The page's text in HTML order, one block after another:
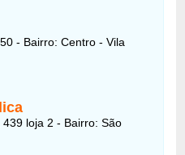
- Bairro: Centro - Vila
loja 2 - Bairro: São